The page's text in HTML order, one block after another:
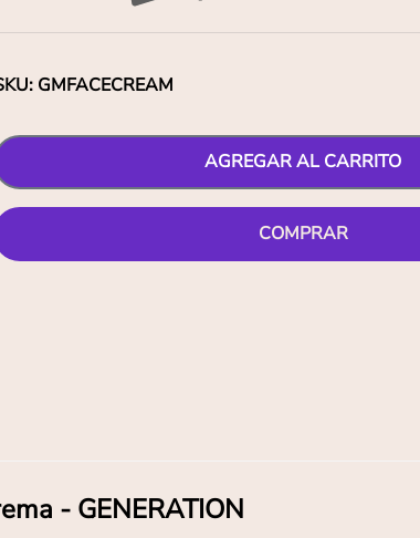
: GMFACECREAM
AGREGAR AL CARRITO
COMPRAR
- GENERATION